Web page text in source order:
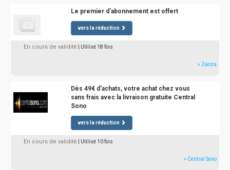
Le premier d'abonnement est offert
vers la réduction
En cours de validité | Utilisé 18 fois
» Zaoza
Dès 49€ d'achats, votre achat chez vous
sans frais avec la livraison gratuite Central
Sono
vers la réduction
En cours de validité | Utilisé 10 fois
» Central Sono